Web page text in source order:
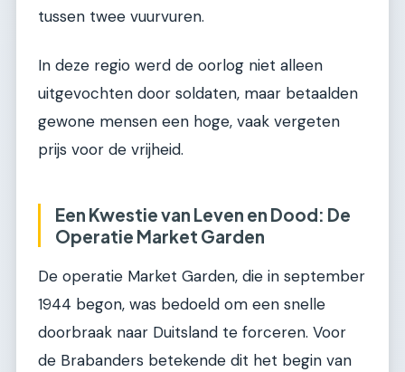
tussen twee vuurvuren.
In deze regio werd de oorlog niet alleen
uitgevochten door soldaten, maar betaalden
gewone mensen een hoge, vaak vergeten
prijs voor de vrijheid.
Een Kwestie van Leven en Dood: De
Operatie Market Garden
De operatie Market Garden, die in september
1944 begon, was bedoeld om een snelle
doorbraak naar Duitsland te forceren. Voor
de Brabanders betekende dit het begin van